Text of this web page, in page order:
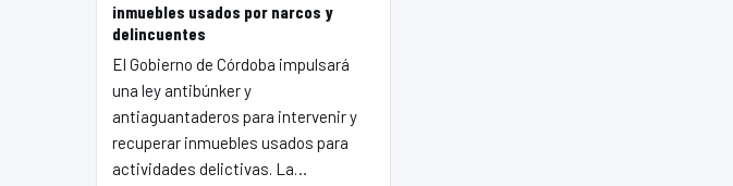
inmuebles usados por narcos y
delincuentes
El Gobierno de Córdoba impulsará
una ley antibúnker y
antiaguantaderos para intervenir y
recuperar inmuebles usados para
actividades delictivas. La…